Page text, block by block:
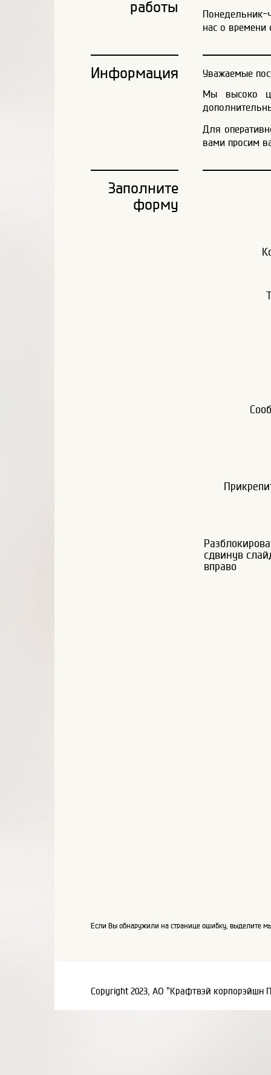
работы
Понедельник-
нас о времени
Информация
Уважаемые
Мы высоко
Для
вами просим
Заполните
форму
сдвинув
вправо
Если Вы обнаружили на странице ошибку, выделите
Copyright 2023, АО "Крафтвэй корпорэйшн